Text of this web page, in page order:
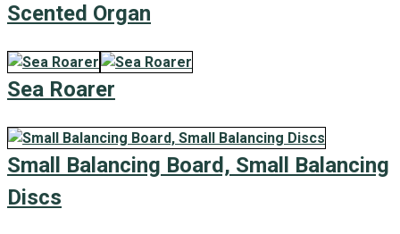
Scented Organ
Sea Roarer
Small Balancing Board, Small Balancing
Discs